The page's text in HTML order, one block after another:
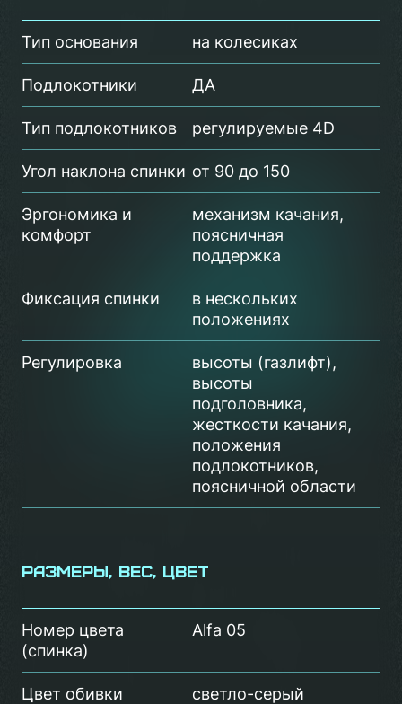
Тип основания на колесиках
Подлокотники ДА
Тип подлокотников регулируемые 4D
Угол наклона спинки от 90 до 150
Эргономика и
комфорт
механизм качания,
поясничная
поддержка
Фиксация спинки
в нескольких
положениях
Регулировка
высоты (газлифт),
высоты
подголовника,
жесткости качания,
положения
подлокотников,
поясничной области
Размеры, вес, цвет
Номер цвета
(спинка)
Alfa 05
Цвет обивки светло-серый